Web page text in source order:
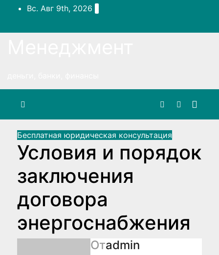
ПерейтиВс. Авг 9th, 2026
Бесплатная юридическая консультация
Условия и порядок
заключения
договора
энергоснабжения
Отadmin